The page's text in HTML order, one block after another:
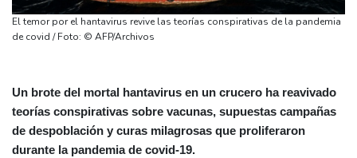
San Salvador
22 °C Oaxaca
16 °C
Jamaica
24 °C Aruba
Málaga
26 °C Murcia
24 °C
Las Palmas de Gran Canaria
25 °C
Ibiza
27 °C Buenos Aires
Muere el productor William Orbit, que colaboró con Madonna en
"Ray of Light"
El temor por el hantavirus revive las teorías conspirativas de la pandemia
de covid / Foto: © AFP/Archivos
Un brote del mortal hantavirus en un crucero ha reavivado
teorías conspirativas sobre vacunas, supuestas campañas
de despoblación y curas milagrosas que proliferaron
durante la pandemia de covid-19.